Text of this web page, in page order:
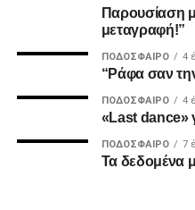
Επειδή πολλοί καλοθελητές
καταστάσεις, πρώτοι
να οδηγήσουμε αλλά ούτε
Παρουσίαση
μεταγραφή!”
ΠΟΔΌΣΦΑΙΡΟ 4
“Ράφα σαν
ΠΟΔΌΣΦΑΙΡΟ 4
«Last dance»
ΠΟΔΌΣΦΑΙΡΟ 7
Τα δεδομένα